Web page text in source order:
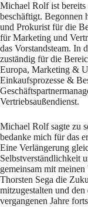
Michael Rolf ist bereits
beschäftigt. Begonnen
und Prokurist für die
für Marketing und
das Vorstandsteam. In
zuständig für die
Europa, Marketing &
Einkaufsprozesse &
Vertriebsaußendienst.
Michael Rolf sagte zu
bedanke mich für das
Eine Verlängerung
Selbstverständlichkeit
gemeinsam mit
Thorsten Sega die
mitzugestalten und
vergangenen Jahre